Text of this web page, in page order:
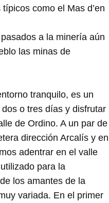
como el Mas d’en
a la minería aún
las minas de
tranquilo, es un
o tres días y disfrutar
de Ordino. A un par de
dirección Arcalís y en
adentrar en el valle
para la
los amantes de la
variada. En el primer